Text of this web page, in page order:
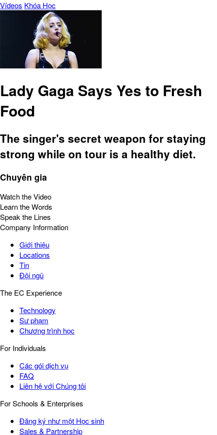
Vídeos Khóa Học
Lady Gaga Says Yes to Fresh
Food
The singer's secret weapon for staying
strong while on tour is a healthy diet.
Chuyên gia
Watch the Video
Learn the Words
Speak the Lines
Company Information
Giới thiệu
Locations
Tin
Đội ngũ
The EC Experience
Technology
Sư phạm
Chương trình học
For Individuals
Các gói dịch vụ
FAQ
Liên hệ với Chúng tôi
For Schools & Enterprises
Đăng ký như một Học sinh
Sales & Partnership